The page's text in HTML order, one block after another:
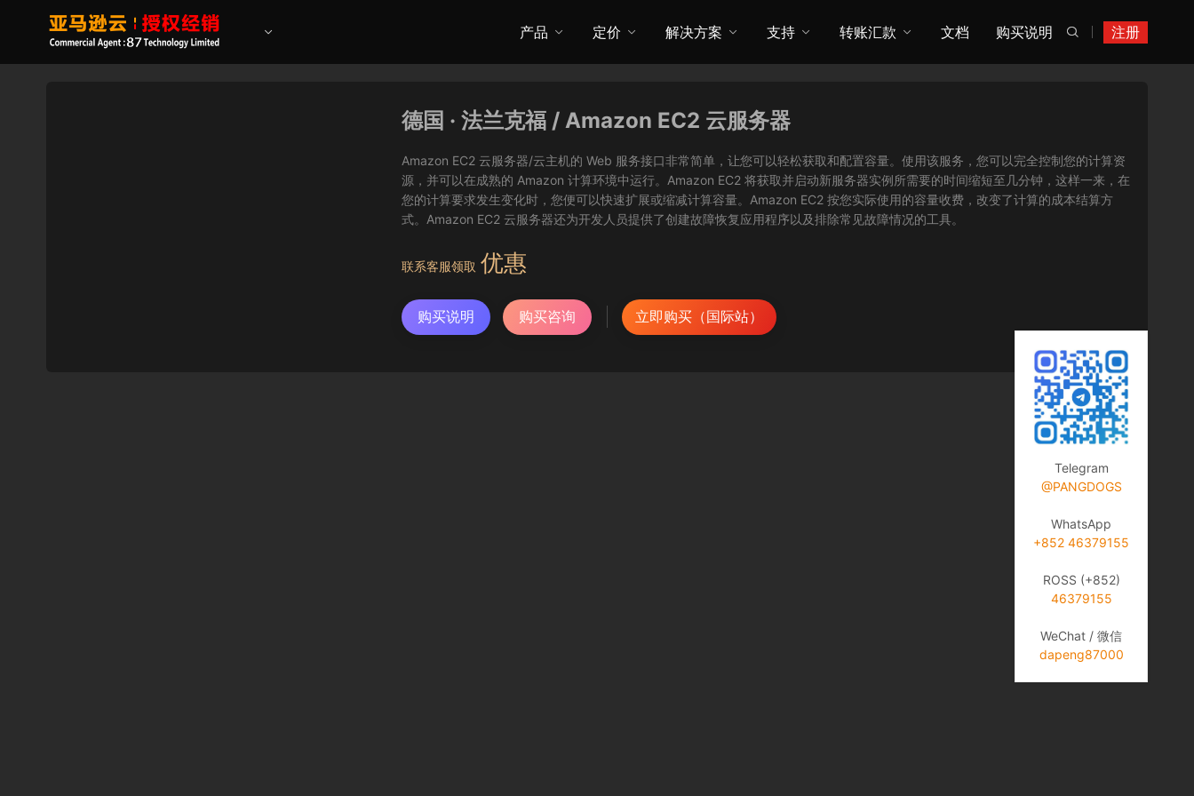
注册

产品 定价 解决方案 支持 转账汇款 文档 购买说明
德国 · 法兰克福 / Amazon EC2 云服务器
Amazon EC2 云服务器/云主机的 Web 服务接口非常简单，让您可以轻松获取和配置容量。使用该服务，您可以完全控制您的计算资
源，并可以在成熟的 Amazon 计算环境中运行。Amazon EC2 将获取并启动新服务器实例所需要的时间缩短至几分钟，这样一来，在
您的计算要求发生变化时，您便可以快速扩展或缩减计算容量。Amazon EC2 按您实际使用的容量收费，改变了计算的成本结算方
式。Amazon EC2 云服务器还为开发人员提供了创建故障恢复应用程序以及排除常见故障情况的工具。
联系客服领取 优惠
购买说明 购买咨询 立即购买（国际站）
Telegram
@PANGDOGS
WhatsApp
+852 46379155
ROSS (+852)
46379155
WeChat / 微信
dapeng87000